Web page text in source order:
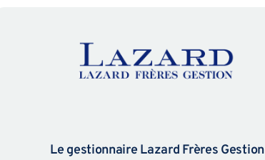
Le gestionnaire Lazard Frères Gestion